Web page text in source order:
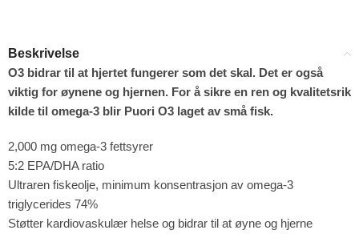
4%
Beskrivelse
O3 bidrar til at hjertet fungerer som det skal. Det er også
viktig for øynene og hjernen. For å sikre en ren og kvalitetsrik
kilde til omega-3 blir Puori O3 laget av små fisk.
2,000 mg omega-3 fettsyrer
5:2 EPA/DHA ratio
Ultraren fiskeolje, minimum konsentrasjon av omega-3
triglycerides 74%
Støtter kardiovaskulær helse og bidrar til at øyne og hjerne